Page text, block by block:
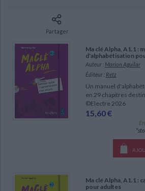
Littérature en version originale
Histoire ancienne
Culture scientifique
Partager
Ma clé Alpha, A1.1 :
d'alphabétisation
Auteur : Marion Aguilar
Éditeur : Retz
Un manuel
en 29 chapitres
©Electre 2026
15,60 €
Ma clé Alpha, A1.1 :
pour adultes